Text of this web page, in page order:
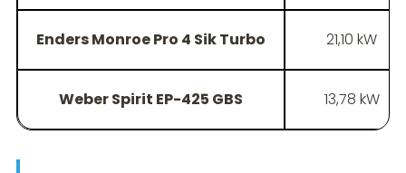
Enders Monroe Pro 4 Sik Turbo 21,10 kW
Weber Spirit EP-425 GBS 13,78 kW